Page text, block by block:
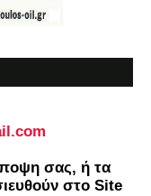
σας, ή τα
στο Site